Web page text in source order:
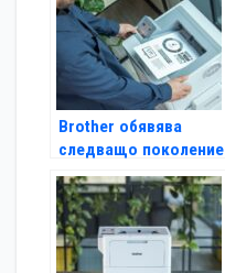
Brother обявява
следващо поколение
монохромни лазерни
принтери